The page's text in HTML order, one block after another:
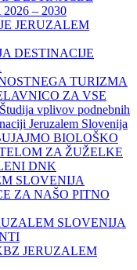
– 2030
JERUZALEM
DESTINACIJE
TURIZMA
ZA VSE
vplivov podnebnih
Jeruzalem Slovenija
BIOLOŠKO
ZA ŽUŽELKE
DNK
SLOVENIJA
ZA NAŠO PITNO
SLOVENIJA
JERUZALEM